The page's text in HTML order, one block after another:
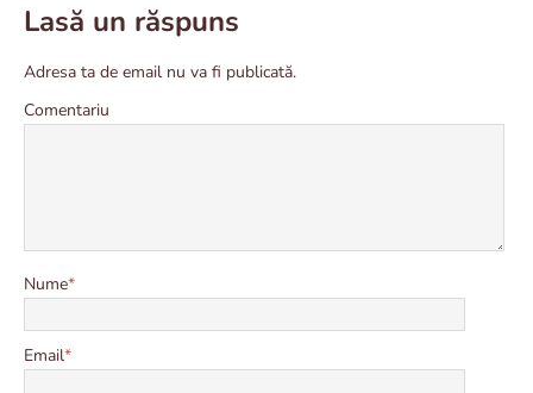
Lasă un răspuns
Adresa ta de email nu va fi publicată.
Comentariu
Nume*
Email*